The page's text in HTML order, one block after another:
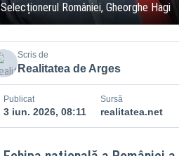
Selecționerul României, Gheorghe Hagi
Scris de
Realitatea de Arges
Publicat
3 iun. 2026, 08:11
Sursă
realitatea.net